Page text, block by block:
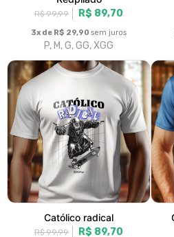
R$ 99,99 R$ 89,70
3x de R$ 29,90sem juros
P, M, G, GG, XGG